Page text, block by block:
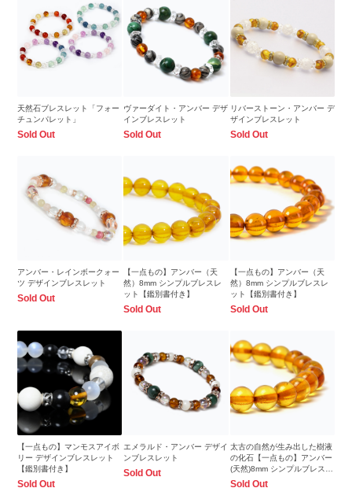
天然石ブレスレット「フォー
チュンパレット」
Sold Out
ヴァーダイト・アンバー デザ
インブレスレット
Sold Out
リバーストーン・アンバー デ
ザインブレスレット
Sold Out
アンバー・レインボークォー
ツ デザインブレスレット
Sold Out
【一点もの】アンバー（天
然）8mm シンプルブレスレ
ット【鑑別書付き】
Sold Out
【一点もの】アンバー（天
然）8mm シンプルブレスレ
ット【鑑別書付き】
Sold Out
【一点もの】マンモスアイボ
リー デザインブレスレット
【鑑別書付き】
Sold Out
エメラルド・アンバー デザイ
ンブレスレット
Sold Out
太古の自然が生み出した樹液
の化石【一点もの】アンバー
(天然)8mm シンプルブレスレ
ット
Sold Out